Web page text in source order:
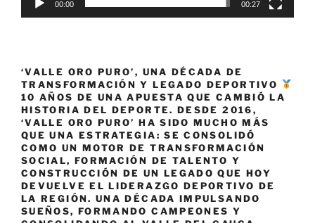
00:00 00:27
‘VALLE ORO PURO’, UNA DÉCADA DE
TRANSFORMACIÓN Y LEGADO DEPORTIVO
10 AÑOS DE UNA APUESTA QUE CAMBIÓ LA
HISTORIA DEL DEPORTE. DESDE 2016,
‘VALLE ORO PURO’ HA SIDO MUCHO MÁS
QUE UNA ESTRATEGIA: SE CONSOLIDÓ
COMO UN MOTOR DE TRANSFORMACIÓN
SOCIAL, FORMACIÓN DE TALENTO Y
CONSTRUCCIÓN DE UN LEGADO QUE HOY
DEVUELVE EL LIDERAZGO DEPORTIVO DE
LA REGIÓN. UNA DÉCADA IMPULSANDO
SUEÑOS, FORMANDO CAMPEONES Y